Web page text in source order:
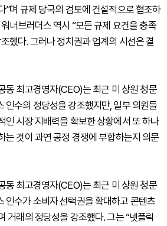
”며 규제 당국의 검토에 건설적으로 협조하
너브러더스 역시 “모든 규제 요건을 충족
했다. 그러나 정치권과 업계의 시선은 결
동 최고경영자(CEO)는 최근 미 상원 청문
인수의 정당성을 강조했지만, 일부 의원들
인 시장 지배력을 확보한 상황에서 또 하나
는 것이 과연 공정 경쟁에 부합하는지 의문
동 최고경영자(CEO)는 최근 미 상원 청문
인수가 소비자 선택권을 확대하고 콘텐츠
거래의 정당성을 강조했다. 그는 “넷플릭